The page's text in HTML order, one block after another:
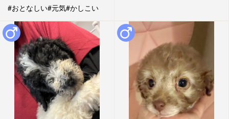
#おとなしい#元気#かしこい